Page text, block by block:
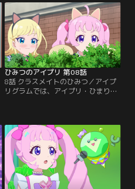
の大会『第1回アイプリグランプ
リ』を開くというのだ。ひまりとみ
つきは、ソロで出ることを決意。そ
の頃、生徒会の生徒会長・一条寺サ
クラはトレーニングにはげんでい
た。
ひみつのアイプリ 第08話
8話 クラスメイトのひみつ／アイプ
リグラムでは、アイプリ・ひまりと
『葛飾ユコサイ』について、みんな
で大盛り上がり。そんな中、ひまり
はクラス新聞を作る係に、クラスメ
イトの花園結心と一緒に選ばれる。
結心とお友達になりたいひまり。